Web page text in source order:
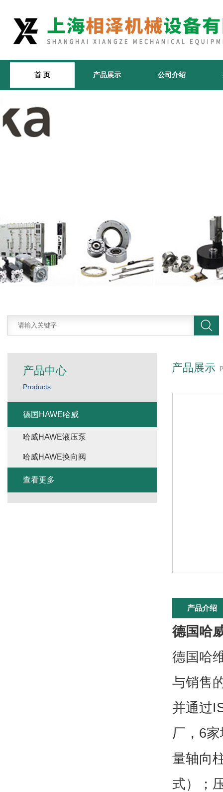
首 页 产品展示 公司介绍
产品展示
产品介绍
德国哈
德国哈
与销售
并通过
厂，6
量轴向
式）；
产品中心
Products
德国HAWE哈威
哈威HAWE液压泵
哈威HAWE换向阀
查看更多